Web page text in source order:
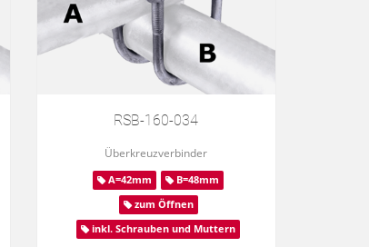
RSB-160-034
Überkreuzverbinder
A=42mm
B=48mm
zum Öffnen
inkl. Schrauben und Muttern